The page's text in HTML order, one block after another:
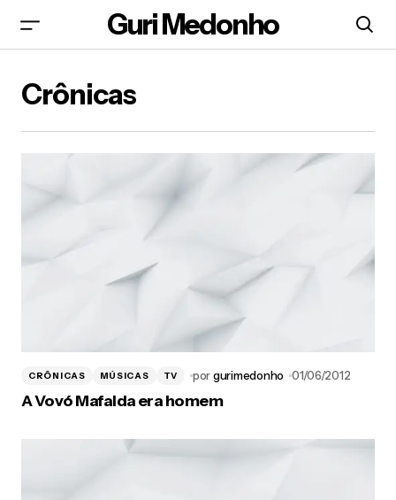
Guri Medonho
Crônicas
CRÔNICAS MÚSICAS TV porgurimedonho 01/06/2012
A Vovó Mafalda era homem